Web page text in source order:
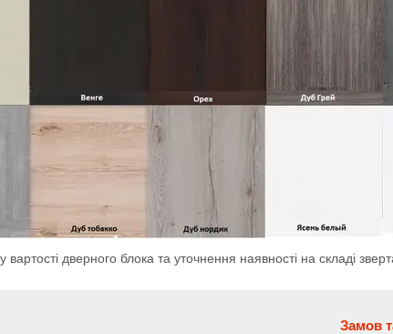
вартості дверного блока та уточнення наявності на складі
Замов